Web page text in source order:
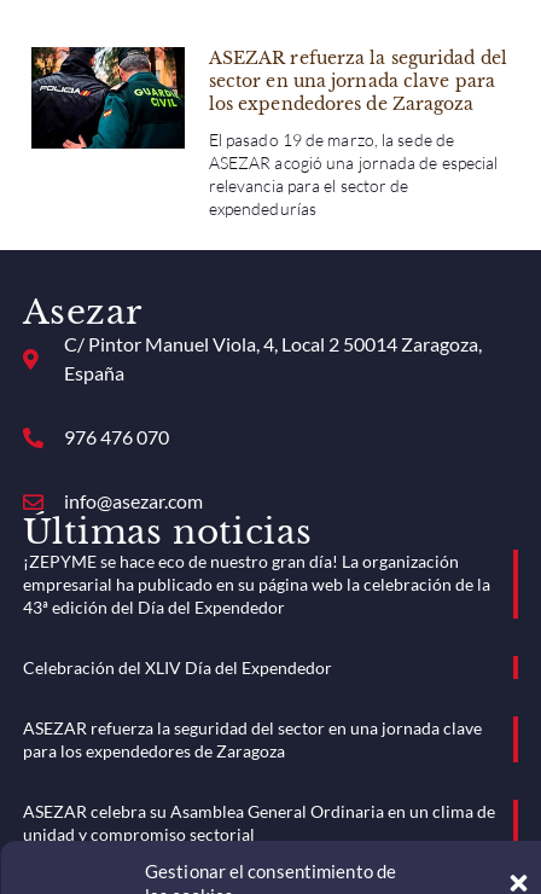
Gestionar el consentimiento de
ASEZAR refuerza la seguridad del
sector en una jornada clave para
los expendedores de Zaragoza
El pasado 19 de marzo, la sede de
ASEZAR acogió una jornada de especial
relevancia para el sector de
expendedurías
Asezar
C/ Pintor Manuel Viola, 4, Local 2 50014 Zaragoza,
España
976 476 070
info@asezar.com
Últimas noticias
¡ZEPYME se hace eco de nuestro gran día! La organización
empresarial ha publicado en su página web la celebración de la
43ª edición del Día del Expendedor
Celebración del XLIV Día del Expendedor
ASEZAR refuerza la seguridad del sector en una jornada clave
para los expendedores de Zaragoza
ASEZAR celebra su Asamblea General Ordinaria en un clima de
unidad y compromiso sectorial